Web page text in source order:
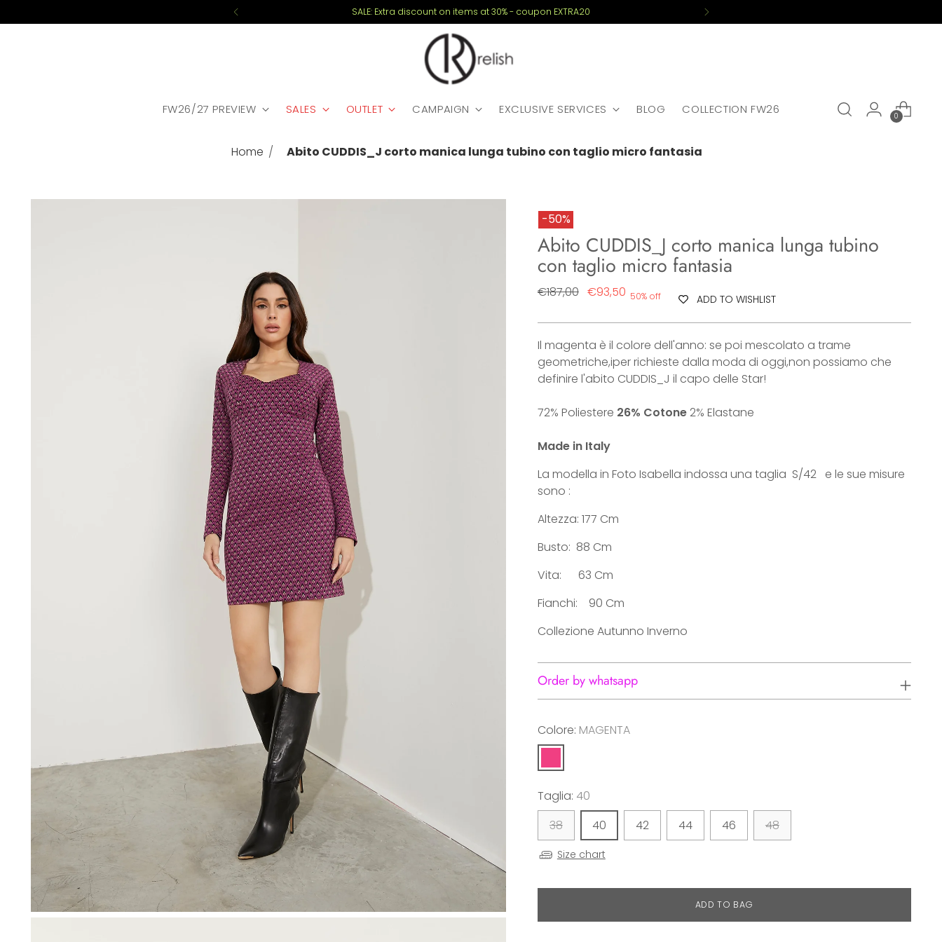
SALE: Extra discount on items at 30% - coupon EXTRA20
FW26/27 PREVIEW SALES OUTLET CAMPAIGN EXCLUSIVE SERVICES BLOG COLLECTION FW26 0
Home Abito CUDDIS_J corto manica lunga tubino con taglio micro fantasia
-50%
Abito CUDDIS_J corto manica lunga tubino
con taglio micro fantasia
Regular
€187,00 €93,50 50% off ADD TO WISHLIST
Il magenta è il colore dell'anno: se poi mescolato a trame
geometriche,iper richieste dalla moda di oggi,non possiamo che
definire l'abito CUDDIS_J il capo delle Star!
72% Poliestere 26% Cotone2% Elastane
Made in Italy
La modella in Foto Isabella indossa una taglia S/42 e le sue misure
sono :
Altezza: 177 Cm
Busto: 88 Cm
Vita: 63 Cm
Fianchi: 90 Cm
Collezione Autunno Inverno
Order by whatsapp
Colore: MAGENTA
Taglia: 40
38
40 42 44 46 48
Size chart
ADD TO BAG